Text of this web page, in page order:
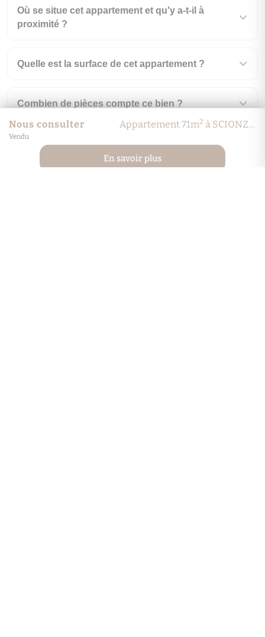
Nous consulter Appartement 71m2 à SCIONZIER
Vendu
En savoir plus
Où se situe cet appartement et qu'y a-t-il à
proximité ?
Quelle est la surface de cet appartement ?
Combien de pièces compte ce bien ?
À quel étage se situe ce bien ?